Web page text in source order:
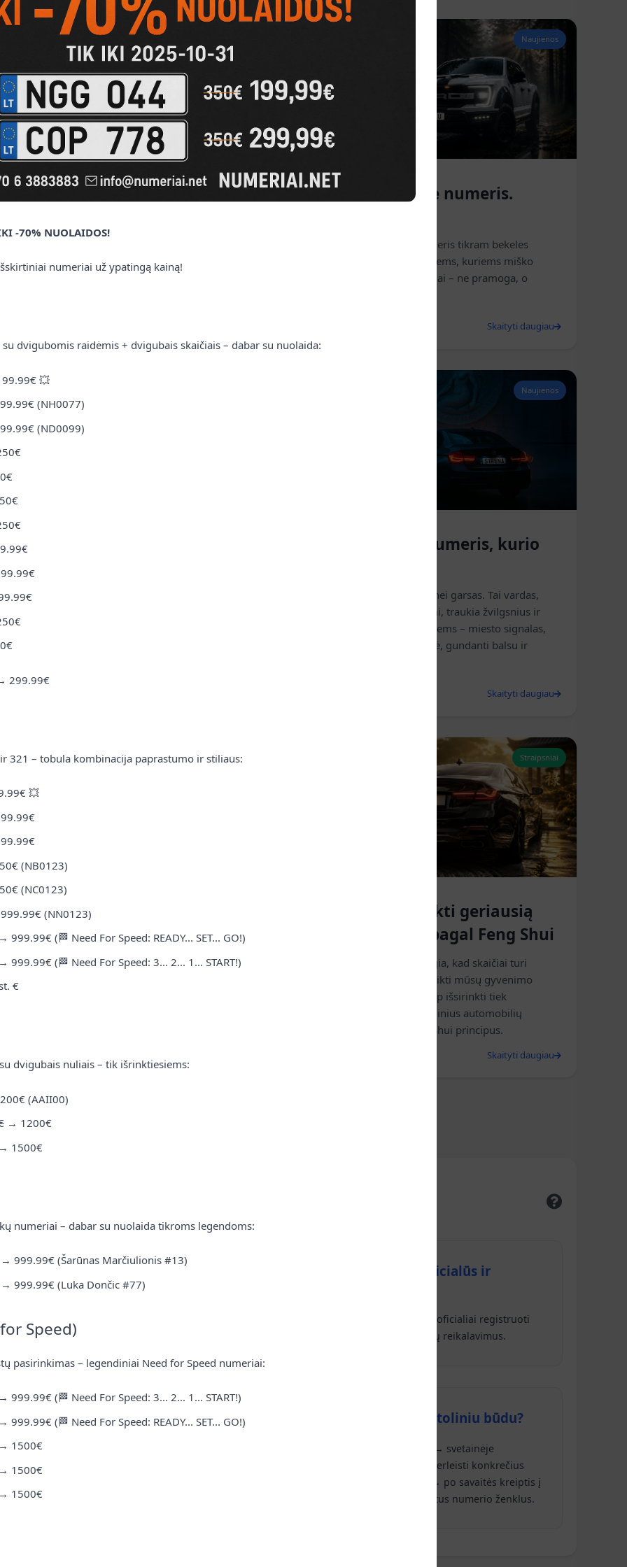
👑 LUK0 – Vienas
numerių
LUK0 – trumpas, aiškus ir lengvai įsimenamas
Naujienos
🌲 M1SKU – Ne numeris.
M1SKU – vardinis numeris tikram bekelės
entuziastui. Sukurtas tiems, kuriems miško
takai, purvas ir nuotykiai – ne pramoga, o
Skaityti daugiau
Naujienos
🔥 S1RENA – numeris, kurio
S1RENA – tai daugiau nei garsas. Tai vardas,
kuris alsuoja paslaptimi, traukia žvilgsnius ir
įžiebia vaizduotę. Vieniems – miesto signalas,
kitiems – mitinė būtybė, gundanti balsu ir
Skaityti daugiau
Straipsniai
🎯 TOP 5 populiariausi
numerių deriniai mūsų
kolekcijoje
Straipsniai
📱 Kaip išsirinkti geriausią
auto numerį pagal Feng Shui
Feng Shui mokslas teigia, kad skaičiai turi
energiją, kuri gali paveikti mūsų gyvenimo
kokybę. Sužinokite, kaip išsirinkti tiek
standartinius, tiek vardinius automobilių
numerius pagal Feng Shui principus.
Skaityti daugiau
-70% NUOLAIDOS!
numeriai už ypatingą kainą!
dvigubomis raidėmis + dvigubais skaičiais – dabar su nuolaida:
💥
(NH0077)
(ND0099)
299.99€
321 – tobula kombinacija paprastumo ir stiliaus:
💥
(NB0123)
(NC0123)
999.99€ (NN0123)
→ 999.99€ (🏁 Need For Speed: READY... SET... GO!)
→ 999.99€ (🏁 Need For Speed: 3... 2... 1... START!)
€
dvigubais nuliais – tik išrinktiesiems:
(AAII00)
→ 1200€
→ 1500€
numeriai – dabar su nuolaida tikroms legendoms:
→ 999.99€ (Šarūnas Marčiulionis #13)
→ 999.99€ (Luka Dončic #77)
Speed)
pasirinkimas – legendiniai Need for Speed numeriai:
→ 999.99€ (🏁 Need For Speed: 3... 2... 1... START!)
→ 999.99€ (🏁 Need For Speed: READY... SET... GO!)
→ 1500€
→ 1500€
→ 1500€
(DUK)
"Į krepšelį" →
kontaktinius
Ar numeriai tinkami registravimui, oficialūs ir
Taip, visi mūsų numeriai yra tinkami registravimui – oficialiai registruoti
"Regitra" sistemoje ir atitinka visus Lietuvos įstatymų reikalavimus.
pateikiamas
Kokia numerių perleidimo tvarka nuotoliniu būdu?
Apmokėti už numerius bei administracines išlaidas → svetainėje
pirkėjas turi suteikti mums įgaliojimą perleisti konkrečius
numerio ženklus jo vardu (oficiali "Regitra" tvarka) → po savaitės kreiptis į
pasirinkto miesto "Regitra" padalinį atsiimti persiųstus numerio ženklus.